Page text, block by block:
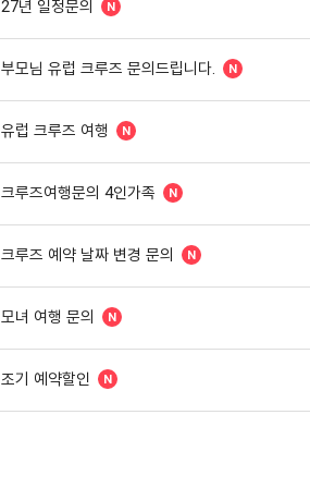
27년 일정문의
부모님 유럽 크루즈 문의드립니다.
유럽 크루즈 여행
크루즈여행문의 4인가족
크루즈 예약 날짜 변경 문의
모녀 여행 문의
조기 예약할인